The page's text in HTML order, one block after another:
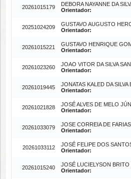
20261015179
DEBORA NAYANNE DA
Orientador:
20251024209
GUSTAVO AUGUSTO
Orientador:
20261015221
GUSTAVO HENRIQUE
Orientador:
20261023260
JOAO VITOR DA SILVA
Orientador:
20261019445
JONATAS KALED DA SILVA
Orientador:
20261021828
JOSÉ ALVES DE MELO
Orientador:
20261033079
JOSE CORREIA DE
Orientador:
20261033112
JOSÉ FELIPE DOS
Orientador:
20261015240
JOSÉ LUCIELYSON BRITO
Orientador: